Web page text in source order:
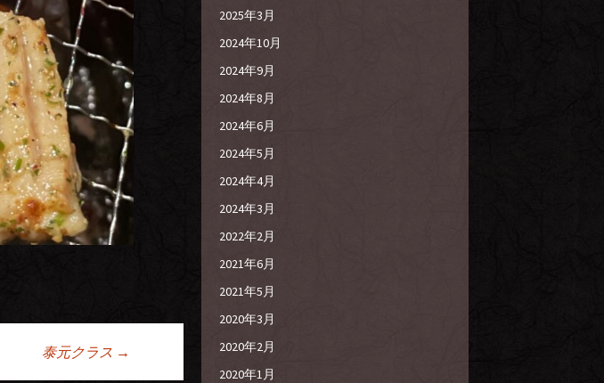
泰元クラス →
2025年3月
2024年10月
2024年9月
2024年8月
2024年6月
2024年5月
2024年4月
2024年3月
2022年2月
2021年6月
2021年5月
2020年3月
2020年2月
2020年1月